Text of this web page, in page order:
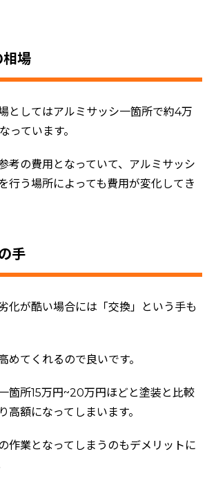
場
としてはアルミサッシ一箇所で約4万
っています。
考の費用となっていて、アルミサッシ
行う場所によっても費用が変化してき
手
化が酷い場合には「交換」という手も
めてくれるので良いです。
箇所15万円~20万円ほどと塗装と比較
高額になってしまいます。
作業となってしまうのもデメリットに